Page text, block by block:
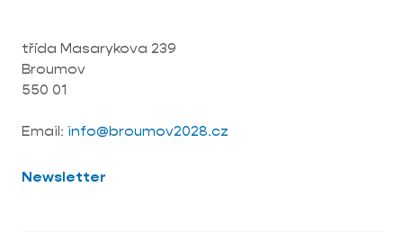
třída Masarykova 239
Broumov
550 01
Email: info@broumov2028.cz
Newsletter